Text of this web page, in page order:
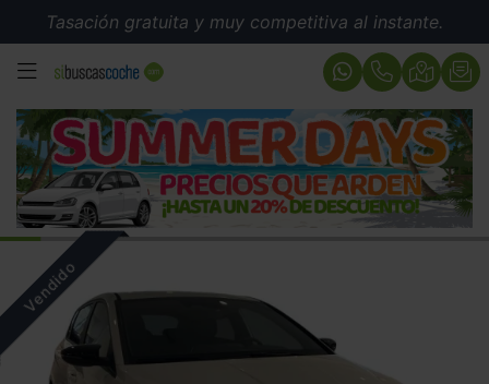
Tasación gratuita y muy competitiva al instante.
MENÚ